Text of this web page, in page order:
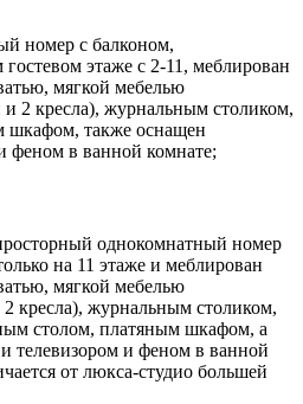
номер с балконом,
этаже с 2-11, меблирован
мягкой мебелью
2 кресла), журнальным столиком,
шкафом, также оснащен
феном в ванной комнате;
однокомнатный номер
на 11 этаже и меблирован
мягкой мебелью
кресла), журнальным столиком,
столом, платяным шкафом, а
телевизором и феном в ванной
от люкса-студио большей